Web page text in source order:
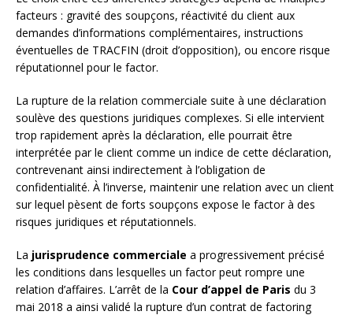
facteurs : gravité des soupçons, réactivité du client aux
demandes d’informations complémentaires, instructions
éventuelles de TRACFIN (droit d’opposition), ou encore risque
réputationnel pour le factor.
La rupture de la relation commerciale suite à une déclaration
soulève des questions juridiques complexes. Si elle intervient
trop rapidement après la déclaration, elle pourrait être
interprétée par le client comme un indice de cette déclaration,
contrevenant ainsi indirectement à l’obligation de
confidentialité. À l’inverse, maintenir une relation avec un client
sur lequel pèsent de forts soupçons expose le factor à des
risques juridiques et réputationnels.
La jurisprudence commerciale a progressivement précisé
les conditions dans lesquelles un factor peut rompre une
relation d’affaires. L’arrêt de la Cour d’appel de Paris du 3
mai 2018 a ainsi validé la rupture d’un contrat de factoring